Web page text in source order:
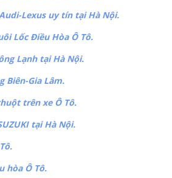
Lexus uy tín tại Hà Nội.
Lốc Điều Hòa Ô Tô.
Lạnh tại Hà Nội.
Biên-Gia Lâm.
trên xe Ô Tô.
tại Hà Nội.
hòa Ô Tô.